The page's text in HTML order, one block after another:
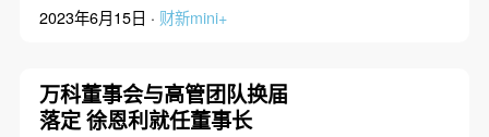
2023年6月15日 · 财新mini+
万科董事会与高管团队换届
落定 徐恩利就任董事长